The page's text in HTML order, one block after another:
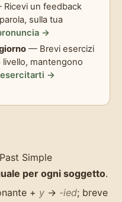
un feedback
sulla tua
→
— Brevi esercizi
mantengono
esercitarti →
Simple
per ogni soggetto.
+ y → -ied; breve